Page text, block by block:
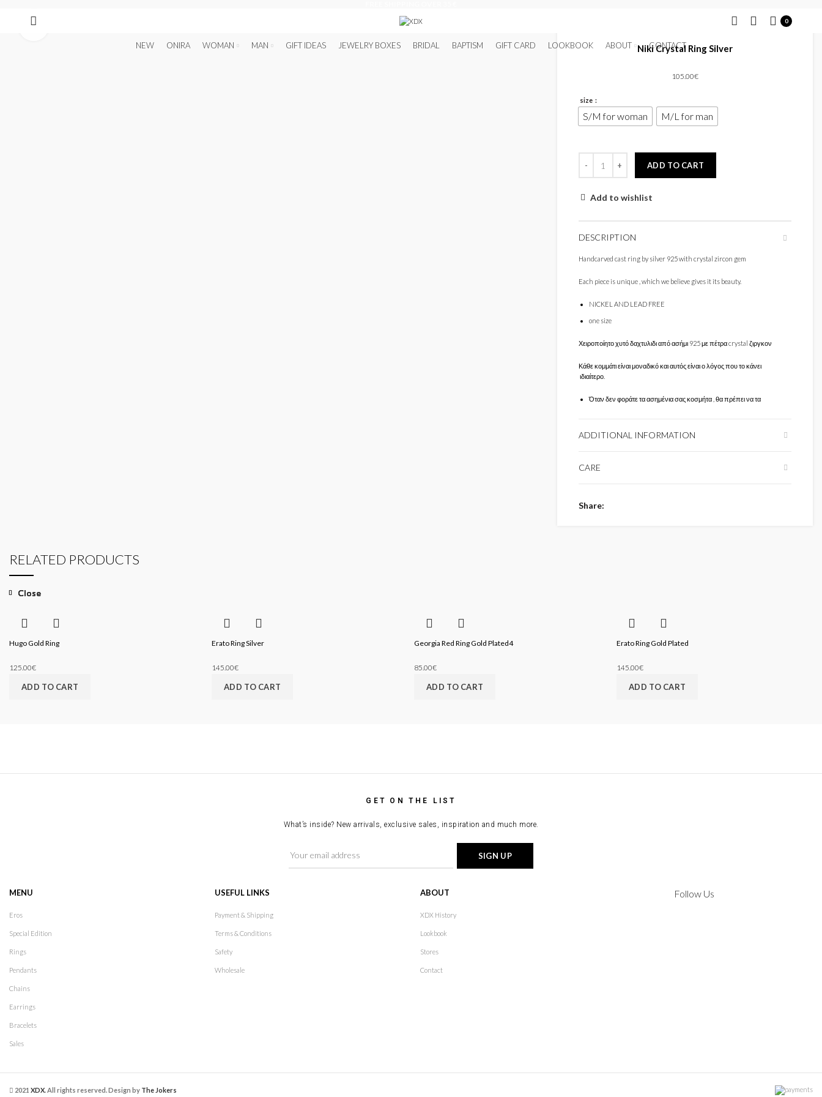
0
NEW ONIRA WOMAN MAN GIFT IDEAS JEWELRY BOXES BRIDAL BAPTISM GIFT CARD LOOKBOOK ABOUT CONTACT
Niki Crystal Ring Silver
105.00€
size
S/M for woman M/L for man
ADD TO CART
Add to wishlist
DESCRIPTION
Handcarved cast ring by silver 925 with crystal zircon gem
Each piece is unique , which we believe gives it its beauty.
NICKEL AND LEAD FREE
one size
Χειροποίητο χυτό δαχτυλιδι από ασήμι 925 με πέτρα crystal ζιργκον
Κάθε κομμάτι είναι μοναδικό και αυτός είναι ο λόγος που το κάνει
ιδιαίτερο.
Όταν δεν φοράτε τα ασημένια σας κοσμήτα , θα πρέπει να τα
ADDITIONAL INFORMATION
CARE
Share
RELATED PRODUCTS
Close
Hugo Gold Ring
125.00€
ADD TO CART
Close
Erato Ring Silver
145.00€
ADD TO CART
Close
Georgia Red Ring Gold Plated4
85.00€
ADD TO CART
Close
Erato Ring Gold Plated
145.00€
ADD TO CART
GET ON THE LIST
What’s inside? New arrivals, exclusive sales, inspiration and much more.
MENU
Eros
Special Edition
Rings
Pendants
Chains
Earrings
Bracelets
Sales
USEFUL LINKS
Payment & Shipping
Terms & Conditions
Safety
Wholesale
ABOUT
XDX History
Lookbook
Stores
Contact
Follow Us
2021 XDX. All rights reserved. Design by The Jokers